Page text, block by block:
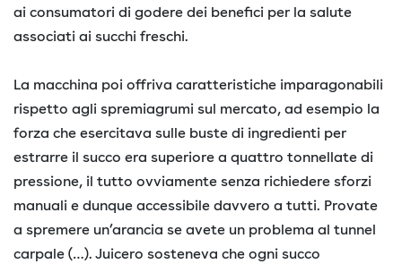
ai consumatori di godere dei benefici per la salute
associati ai succhi freschi.
La macchina poi offriva caratteristiche imparagonabili
rispetto agli spremiagrumi sul mercato, ad esempio la
forza che esercitava sulle buste di ingredienti per
estrarre il succo era superiore a quattro tonnellate di
pressione, il tutto ovviamente senza richiedere sforzi
manuali e dunque accessibile davvero a tutti. Provate
a spremere un’arancia se avete un problema al tunnel
carpale (…). Juicero sosteneva che ogni succo